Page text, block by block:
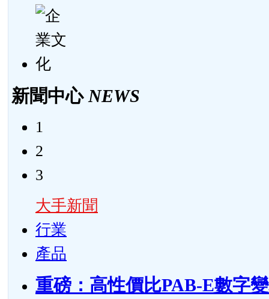
新聞中心 NEWS
1
2
3
大手新聞
行業
產品
重磅：高性價比PAB-E數字